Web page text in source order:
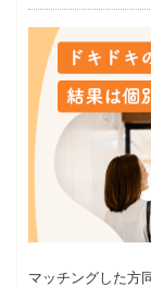
マッチングした方